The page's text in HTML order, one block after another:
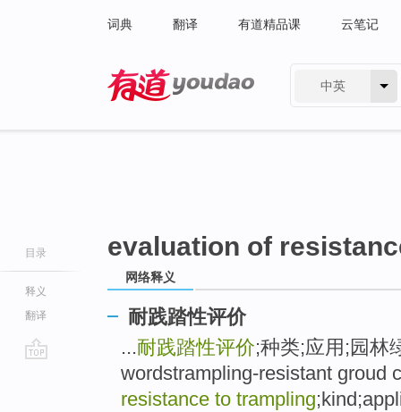
词典 翻译 有道精品课 云笔记
中英
目录
释义
翻译
evaluation of
网络释义
耐践踏性评价
...耐践踏性评价;种类;应用;园林
wordstrampling-resistant groud
resistance to trampling